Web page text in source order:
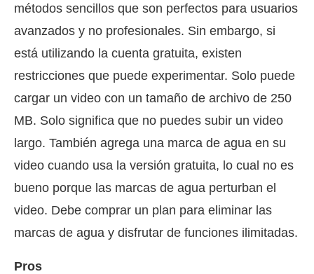
métodos sencillos que son perfectos para usuarios
avanzados y no profesionales. Sin embargo, si
está utilizando la cuenta gratuita, existen
restricciones que puede experimentar. Solo puede
cargar un video con un tamaño de archivo de 250
MB. Solo significa que no puedes subir un video
largo. También agrega una marca de agua en su
video cuando usa la versión gratuita, lo cual no es
bueno porque las marcas de agua perturban el
video. Debe comprar un plan para eliminar las
marcas de agua y disfrutar de funciones ilimitadas.
Pros